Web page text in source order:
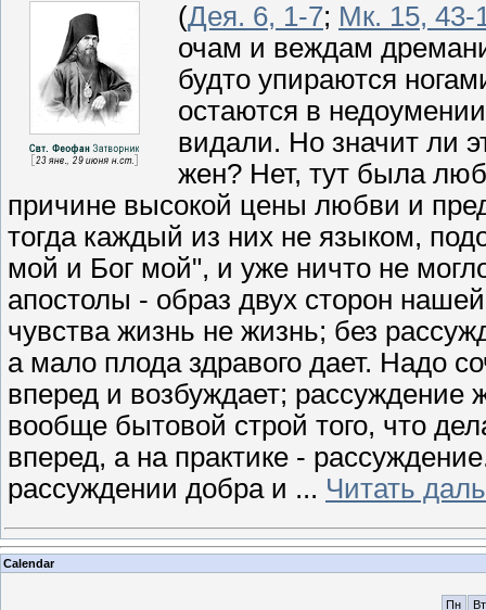
(Дея. 6, 1-7; Мк. 15, 43-
очам и веждам
будто упираются
остаются в
видали. Но значит ли
жен? Нет, тут была
причине высокой цены любви и
тогда каждый из них не языком,
мой и Бог мой", и уже ничто не
апостолы - образ двух сторон
чувства жизнь не жизнь; без
а мало плода здравого дает. Надо
вперед и возбуждает; рассуждение
вообще бытовой строй того, что
вперед, а на практике -
рассуждении добра и ... Читать
Calendar
Пн Вт